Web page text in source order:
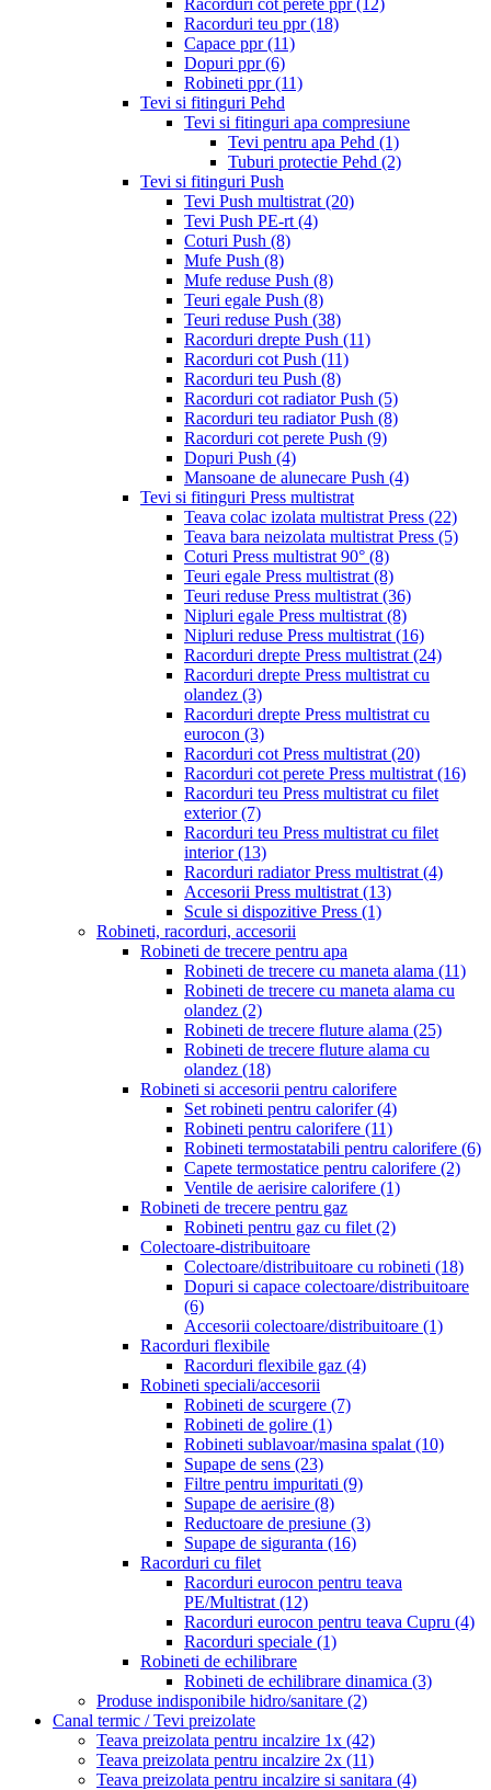
Racorduri cot perete ppr(12)
Racorduri teu ppr(18)
Capace ppr(11)
Dopuri ppr(6)
Robineti ppr(11)
Tevi si fitinguri Pehd
Tevi si fitinguri apa compresiune
Tevi pentru apa Pehd (1)
Tuburi protectie Pehd (2)
Tevi si fitinguri Push
Tevi Push multistrat (20)
Tevi Push PE-rt (4)
Coturi Push (8)
Mufe Push (8)
Mufe reduse Push (8)
Teuri egale Push (8)
Teuri reduse Push (38)
Racorduri drepte Push (11)
Racorduri cot Push (11)
Racorduri teu Push (8)
Racorduri cot radiator Push (5)
Racorduri teu radiator Push (8)
Racorduri cot perete Push (9)
Dopuri Push (4)
Mansoane de alunecare Push (4)
Tevi si fitinguri Press multistrat
Teava colac izolata multistrat Press (22)
Teava bara neizolata multistrat Press (5)
Coturi Press multistrat 90° (8)
Teuri egale Press multistrat (8)
Teuri reduse Press multistrat (36)
Nipluri egale Press multistrat (8)
Nipluri reduse Press multistrat (16)
Racorduri drepte Press multistrat (24)
Racorduri drepte Press multistrat cu
olandez (3)
Racorduri drepte Press multistrat cu
eurocon (3)
Racorduri cot Press multistrat (20)
Racorduri cot perete Press multistrat (16)
Racorduri teu Press multistrat cu filet
exterior(7)
Racorduri teu Press multistrat cu filet
interior(13)
Racorduri radiator Press multistrat (4)
Accesorii Press multistrat (13)
Scule si dispozitive Press (1)
Robineti, racorduri, accesorii
Robineti de trecere pentru apa
Robineti de trecere cu maneta alama (11)
Robineti de trecere cu maneta alama cu
olandez (2)
Robineti de trecere fluture alama (25)
Robineti de trecere fluture alama cu
olandez (18)
Robineti si accesorii pentru calorifere
Set robineti pentru calorifer(4)
Robineti pentru calorifere (11)
Robineti termostatabili pentru calorifere (6)
Capete termostatice pentru calorifere (2)
Ventile de aerisire calorifere (1)
Robineti de trecere pentru gaz
Robineti pentru gaz cu filet (2)
Colectoare-distribuitoare
Colectoare/distribuitoare cu robineti (18)
Dopuri si capace colectoare/distribuitoare
(6)
Accesorii colectoare/distribuitoare (1)
Racorduri flexibile
Racorduri flexibile gaz (4)
Robineti speciali/accesorii
Robineti de scurgere (7)
Robineti de golire (1)
Robineti sublavoar/masina spalat (10)
Supape de sens (23)
Filtre pentru impuritati (9)
Supape de aerisire (8)
Reductoare de presiune (3)
Supape de siguranta (16)
Racorduri cu filet
Racorduri eurocon pentru teava
PE/Multistrat (12)
Racorduri eurocon pentru teava Cupru (4)
Racorduri speciale (1)
Robineti de echilibrare
Robineti de echilibrare dinamica (3)
Produse indisponibile hidro/sanitare (2)
Canal termic / Tevi preizolate
Teava preizolata pentru incalzire 1x (42)
Teava preizolata pentru incalzire 2x (11)
Teava preizolata pentru incalzire si sanitara (4)